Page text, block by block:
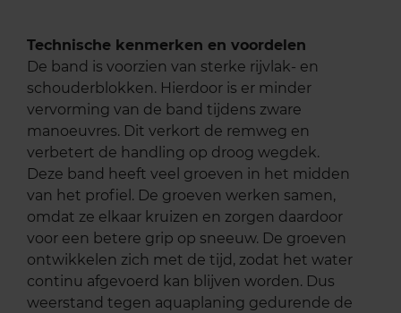
Technische kenmerken en voordelen
De band is voorzien van sterke rijvlak- en
schouderblokken. Hierdoor is er minder
vervorming van de band tijdens zware
manoeuvres. Dit verkort de remweg en
verbetert de handling op droog wegdek.
Deze band heeft veel groeven in het midden
van het profiel. De groeven werken samen,
omdat ze elkaar kruizen en zorgen daardoor
voor een betere grip op sneeuw. De groeven
ontwikkelen zich met de tijd, zodat het water
continu afgevoerd kan blijven worden. Dus
weerstand tegen aquaplaning gedurende de